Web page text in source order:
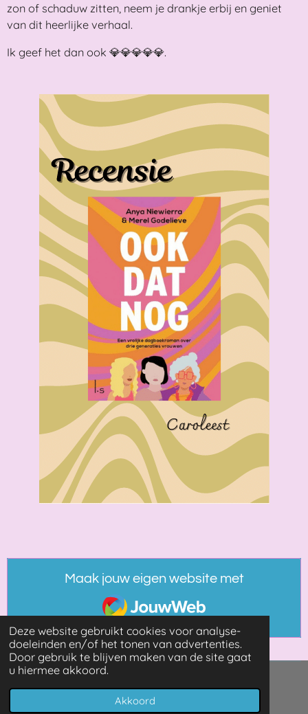
Deze website gebruikt cookies voor analyse-
doeleinden en/of het tonen van advertenties.
Door gebruik te blijven maken van de site gaat
u hiermee akkoord.
Akkoord
zon of schaduw zitten, neem je drankje erbij en geniet
van dit heerlijke verhaal.
Ik geef het dan ook 💎💎💎💎💎.
Maak jouw eigen website met
JouwWeb